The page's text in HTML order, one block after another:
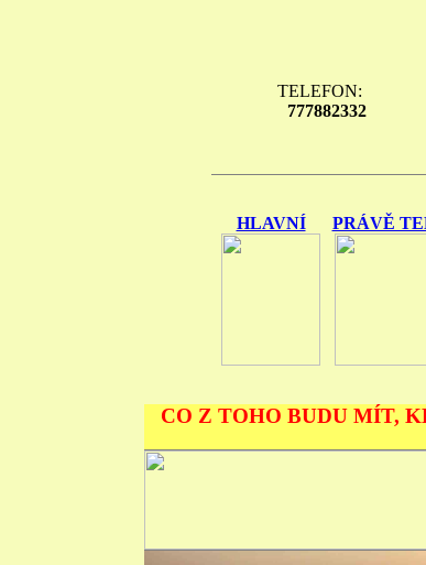
TELEFON:
777882332
HLAVNÍ PRÁVĚ
CO Z TOHO BUDU MÍT,